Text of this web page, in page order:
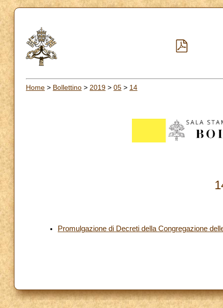
Home > Bollettino > 2019 > 05 > 14
Promulgazione di Decreti della Congregazione